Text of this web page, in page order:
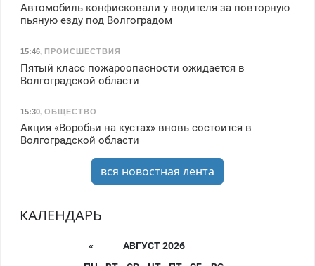
Автомобиль конфисковали у водителя за повторную
пьяную езду под Волгоградом
15:46, ПРОИСШЕСТВИЯ
Пятый класс пожароопасности ожидается в
Волгоградской области
15:30, ОБЩЕСТВО
Акция «Воробьи на кустах» вновь состоится в
Волгоградской области
вся новостная лента
КАЛЕНДАРЬ
«
АВГУСТ 2026